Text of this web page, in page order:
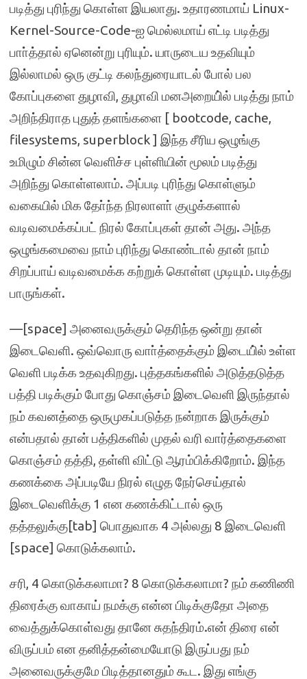
படித்து புரிந்து கொள்ள இயலாது. உதாரணமாய் Linux-
Kernel-Source-Code-ஐ மெல்லமாய் எட்டி படித்து
பாா்த்தால் ஏனென்று புரியும். யாருடைய உதவியும்
இல்லாமல் ஒரு குட்டி கலந்துரையாடல் போல் பல
கோப்புகளை துழாவி, துழாவி மனஅறையி்ல் படித்து நாம்
அறிந்திராத புதுத் தளங்களை [ bootcode, cache,
filesystems, superblock ] இந்த சீரிய ஒழுங்கு
உமிழும் சின்ன வெளிச்ச புள்ளியின் மூலம் படித்து
அறிந்து கொள்ளலாம். அப்படி புரிந்து கொள்ளும்
வகையில் மிக தோ்ந்த நிரலாளா் குழுக்களால்
வடிவமைக்கப்பட் நிரல் கோப்புகள் தான் அது. அந்த
ஒழுங்கமைவை நாம் புரிந்து கொண்டால் தான் நாம்
சிறப்பாய் வடிவமைக்க கற்றுக் கொள்ள முடியும். படித்து
பாருங்கள்.
—[space] அனைவருக்கும் தெரிந்த ஒன்று தான்
இடைவெளி. ஒவ்வொரு வாா்த்தைக்கும் இடையி்ல் உள்ள
வெளி படிக்க உதவுகிறது. புத்தகங்களில் அடுத்தடுத்த
பத்தி படிக்கும் போது கொஞ்சம் இடைவெளி இருந்தால்
நம் கவனத்தை ஒருமுகப்படுத்த நன்றாக இருக்கும்
என்பதால் தான் பத்திகளில் முதல் வரி வார்த்தைகளை
கொஞ்சம் தத்தி, தள்ளி விட்டு ஆரம்பிக்கிறோம். இந்த
கணக்கை அப்படியே நிரல் எழுத நேர்செய்தால்
இடைவெளிக்கு 1 என கணக்கிட்டால் ஒரு
தத்தலுக்கு[tab] பொதுவாக 4 அல்லது 8 இடைவெளி
[space] கொடுக்கலாம்.
சரி, 4 கொடுக்கலாமா? 8 கொடுக்கலாமா? நம் கணிணி
திரைக்கு வாகாய் நமக்கு என்ன பிடிக்குதோ அதை
வைத்துக்கொள்வது தானே சுதந்திரம்.என் திரை என்
விருப்பம் என தனித்தன்மையோடு இருப்பது நம்
அனைவருக்குமே பிடித்தானதும் கூட. இது எங்கு